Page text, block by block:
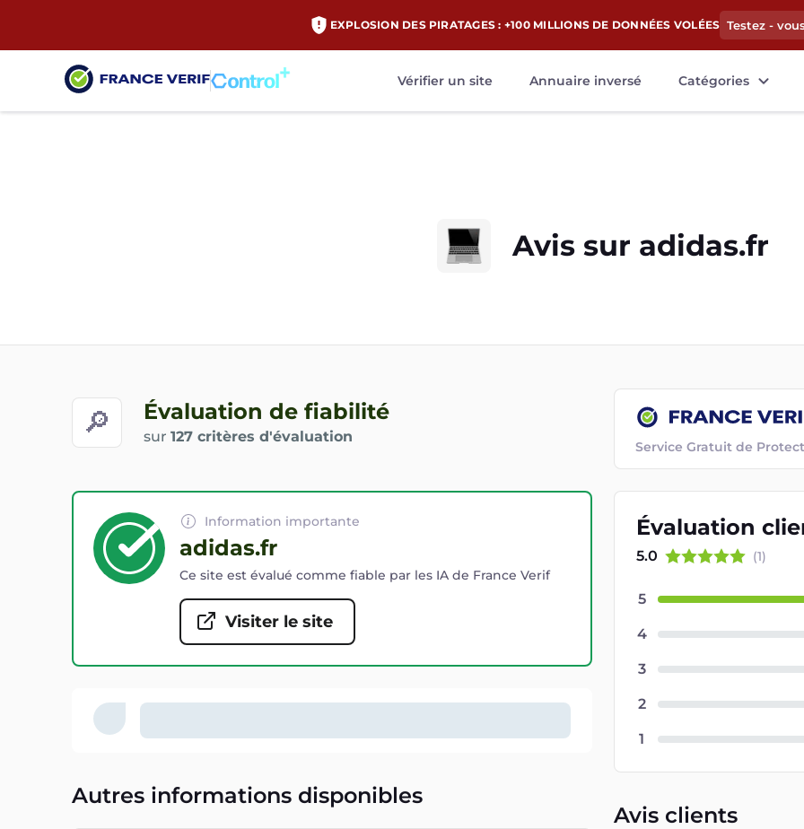
EXPLOSION DES PIRATAGES : +100 MILLIONS DE DONNÉES VOLÉES Testez -
Vérifier un site Annuaire inversé Catégories
Avis sur adidas.fr
🔎 Évaluation de fiabilité
sur 127 critères d'évaluation
Service Gratuit de
Information importante
adidas.fr
Ce site est évalué comme fiable par les IA de France Verif
Visiter le site
Autres informations disponibles
Évaluation
5.0 (1)
5
4
3
2
1
Avis clients